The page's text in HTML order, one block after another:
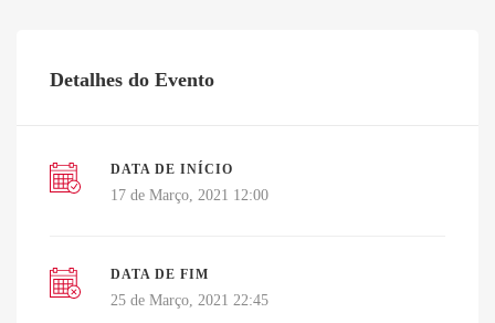
Detalhes do Evento
DATA DE INÍCIO
17 de Março, 2021 12:00
DATA DE FIM
25 de Março, 2021 22:45